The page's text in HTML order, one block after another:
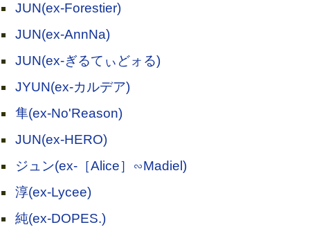
JUN(ex-Forestier)
JUN(ex-AnnNa)
JUN(ex-ぎるてぃどォる)
JYUN(ex-カルデア)
隼(ex-No'Reason)
JUN(ex-HERO)
ジュン(ex-［Alice］∽Madiel)
淳(ex-Lycee)
純(ex-DOPES.)